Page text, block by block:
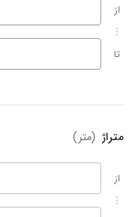
از
تا
متراژ (متر)
از